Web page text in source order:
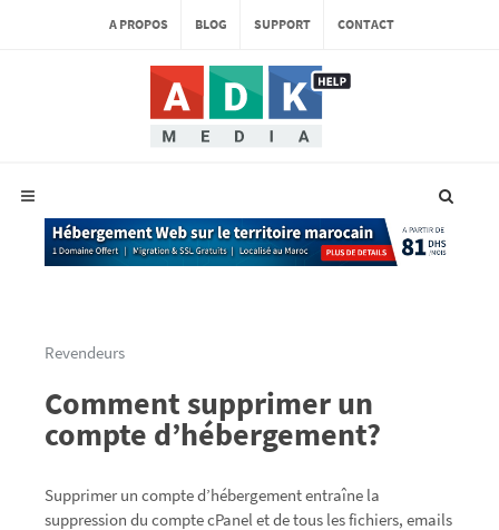
A PROPOS BLOG SUPPORT CONTACT
Revendeurs
Comment supprimer un
compte d’hébergement?
Supprimer un compte d’hébergement entraîne la
suppression du compte cPanel et de tous les fichiers, emails